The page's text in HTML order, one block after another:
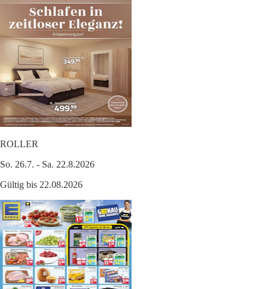
ROLLER
So. 26.7. - Sa. 22.8.2026
Gültig bis 22.08.2026